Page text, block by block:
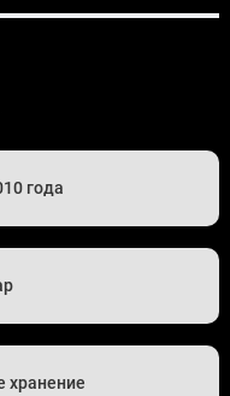
года
хранение